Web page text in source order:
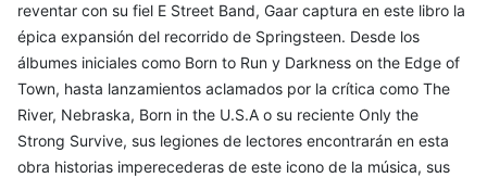
reventar con su fiel E Street Band, Gaar captura en este libro la
épica expansión del recorrido de Springsteen. Desde los
álbumes iniciales como Born to Run y Darkness on the Edge of
Town, hasta lanzamientos aclamados por la crítica como The
River, Nebraska, Born in the U.S.A o su reciente Only the
Strong Survive, sus legiones de lectores encontrarán en esta
obra historias imperecederas de este icono de la música, sus